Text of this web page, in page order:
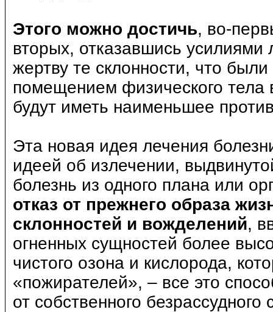
Этого можно достичь, во-
вторых, отказавшись усилиями
жертву те склонности, что
помещением физического тела
будут иметь наименьшее
Эта новая идея лечения
идеей об излечении,
болезнь из одного плана или
отказ от прежнего образа
склонностей и вожделений,
огненных сущностей более
чистого озона и кислорода,
«пожирателей», – все это
от собственного безрассудного